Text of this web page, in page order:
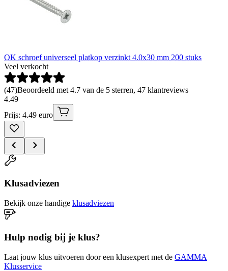
OK schroef universeel platkop verzinkt 4.0x30 mm 200 stuks
Veel verkocht
(47)Beoordeeld met 4.7 van de 5 sterren, 47 klantreviews
4.49
Prijs: 4.49 euro
Klusadviezen
Bekijk onze handige klusadviezen
Hulp nodig bij je klus?
Laat jouw klus uitvoeren door een klusexpert met de GAMMA
Klusservice